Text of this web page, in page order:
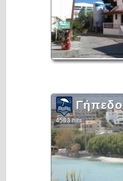
Γήπεδο
4583 hits